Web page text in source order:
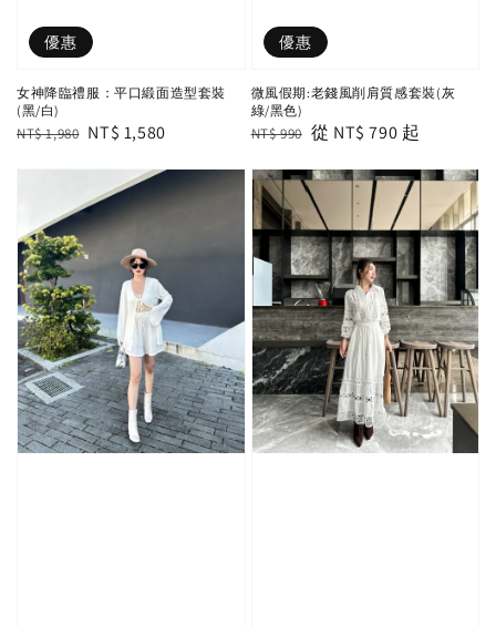
優惠
女神降臨禮服：平口緞面造型套裝
(黑/白)
Regular
NT$ 1,980 Sale
NT$ 1,580
優惠
微風假期:老錢風削肩質感套裝(灰
綠/黑色)
Regular
NT$ 990 Sale
從 NT$ 790 起